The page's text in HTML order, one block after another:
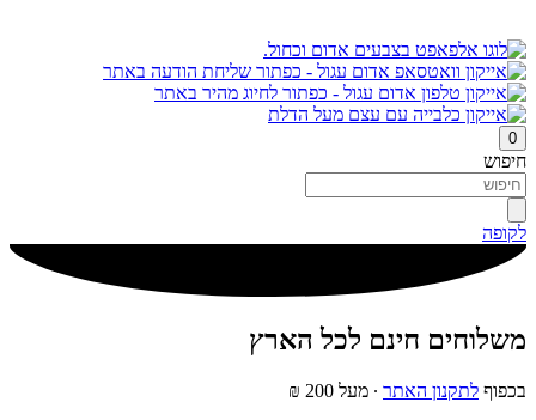
0
חיפוש
לקופה
משלוחים חינם לכל הארץ
בכפוף לתקנון האתר ∙ מעל 200 ₪